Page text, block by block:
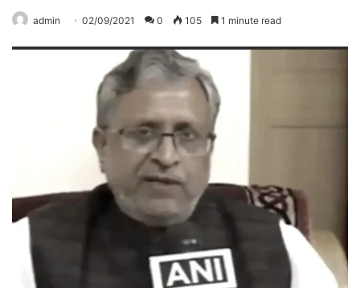
admin 02/09/2021 0 105 1 minute read